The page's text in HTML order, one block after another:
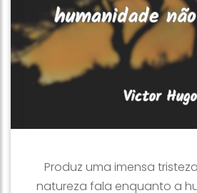
Produz uma imensa
natureza fala enquanto a